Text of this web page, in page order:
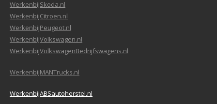
WerkenbijSkoda.nl
WerkenbijCitroen.nl
WerkenbijPeugeot.nl
WerkenbijVolkswagen.nl
WerkenbijVolkswagenBedrijfswagens.nl
WerkenbijMANTrucks.nl
WerkenbijABSautoherstel.nl